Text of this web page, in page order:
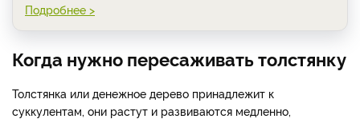
Подробнее >
Когда нужно пересаживать толстянку
Толстянка или денежное дерево принадлежит к
суккулентам, они растут и развиваются медленно,